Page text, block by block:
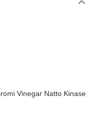
Vinegar Natto Kinase